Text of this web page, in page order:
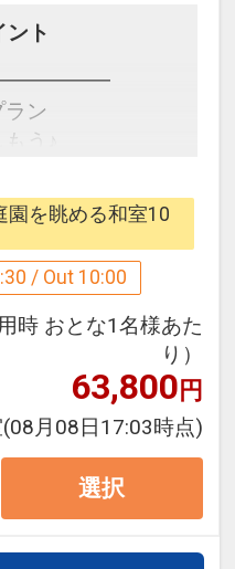
に最高ランクＡ
葉味噌焼きをご
す。
ストラン観水、喜
す。季節や仕入
る場合がござい
間お好きな時間に
と露天風呂あり♪
間あり
貸出代金不要に
らお好きな色を
ント
ン
う♪
然!!
ードプラン!
材を使用した季
けてご案内致し
どなど合計１３
園を眺める和室10
/ Out 10:00
時 おとな1名様あた
り）
63,800円
(08月08日17:03時点)
選択